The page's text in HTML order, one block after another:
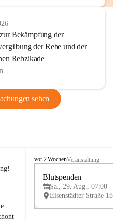
Bekämpfung der
der Rebe und der
Rebzikade
sehen
B
e
vor 2 WochenVeranstaltung
Blutspenden
Sa., 29. Aug., 07:00 -